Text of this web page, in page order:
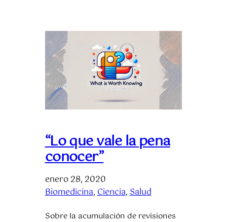
“Lo que vale la pena
conocer”
enero 28, 2020
Biomedicina, Ciencia, Salud
Sobre la acumulación de revisiones